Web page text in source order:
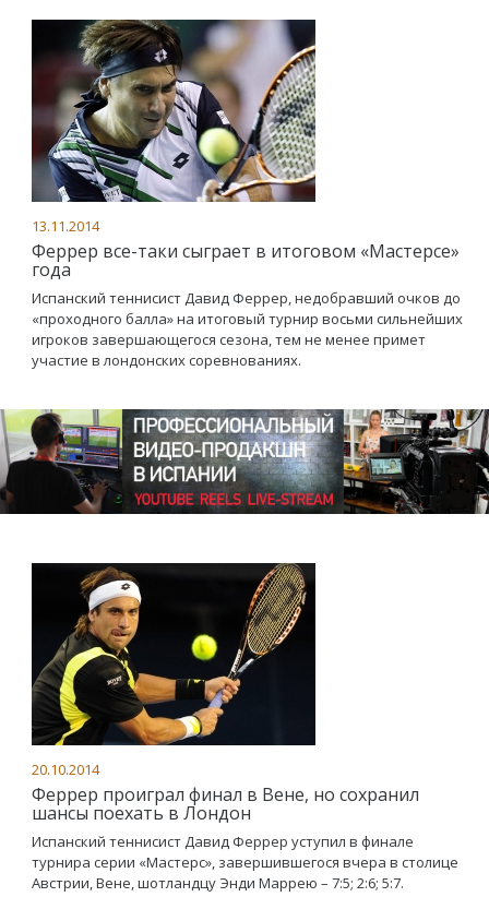
13.11.2014
Феррер все-таки сыграет в итоговом «Мастерсе»
года
Испанский теннисист Давид Феррер, недобравший очков до
«проходного балла» на итоговый турнир восьми сильнейших
игроков завершающегося сезона, тем не менее примет
участие в лондонских соревнованиях.
20.10.2014
Феррер проиграл финал в Вене, но сохранил
шансы поехать в Лондон
Испанский теннисист Давид Феррер уступил в финале
турнира серии «Мастерс», завершившегося вчера в столице
Австрии, Вене, шотландцу Энди Маррею – 7:5; 2:6; 5:7.